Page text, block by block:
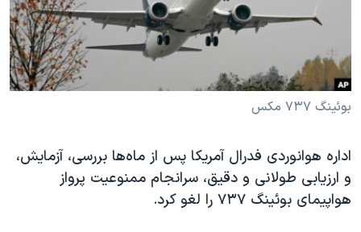
فرهنگ و زندگی
اقتصادی
علم و فناوری
گالری عکس
آرشیو پخش زنده
مستندها
انتخابات ریاست جمهوری آمریکا ۲۰۲۴
حمله جمهوری اسلامی به اسرائیل
رمز مهسا
اعتراضات زن، زندگی، آزادی
مجموعه مستندهای دادخواهی
دنبال کنید
بوئینگ ۷۳۷ مکس
اداره هوانوردی فدرال آمریکا پس از ماه‌ها بررسی، آزمایش،
و ارزیابی طولانی و دقیق، سرانجام ممنوعیت پرواز
هواپیمای بوئینگ ۷۳۷ را لغو کرد.